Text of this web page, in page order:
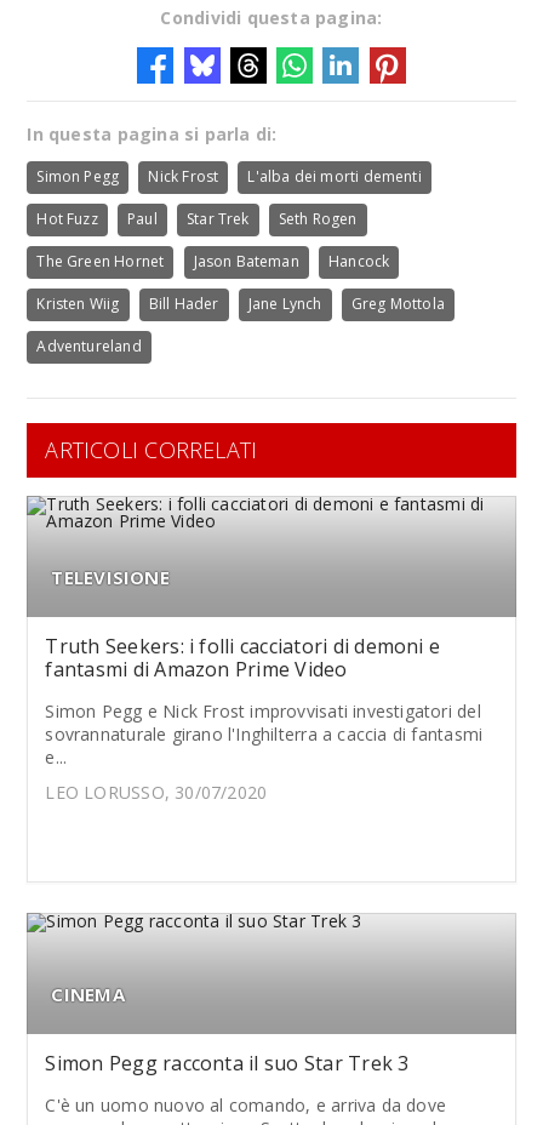
Condividi questa pagina:
In questa pagina si parla di:
Simon Pegg Nick Frost L'alba dei morti dementi
Hot Fuzz Paul Star Trek Seth Rogen
The Green Hornet Jason Bateman Hancock
Kristen Wiig Bill Hader Jane Lynch Greg Mottola
Adventureland
ARTICOLI CORRELATI
TELEVISIONE
Truth Seekers: i folli cacciatori di demoni e
fantasmi di Amazon Prime Video
Simon Pegg e Nick Frost improvvisati investigatori del
sovrannaturale girano l'Inghilterra a caccia di fantasmi
e...
LEO LORUSSO, 30/07/2020
CINEMA
Simon Pegg racconta il suo Star Trek 3
C'è un uomo nuovo al comando, e arriva da dove